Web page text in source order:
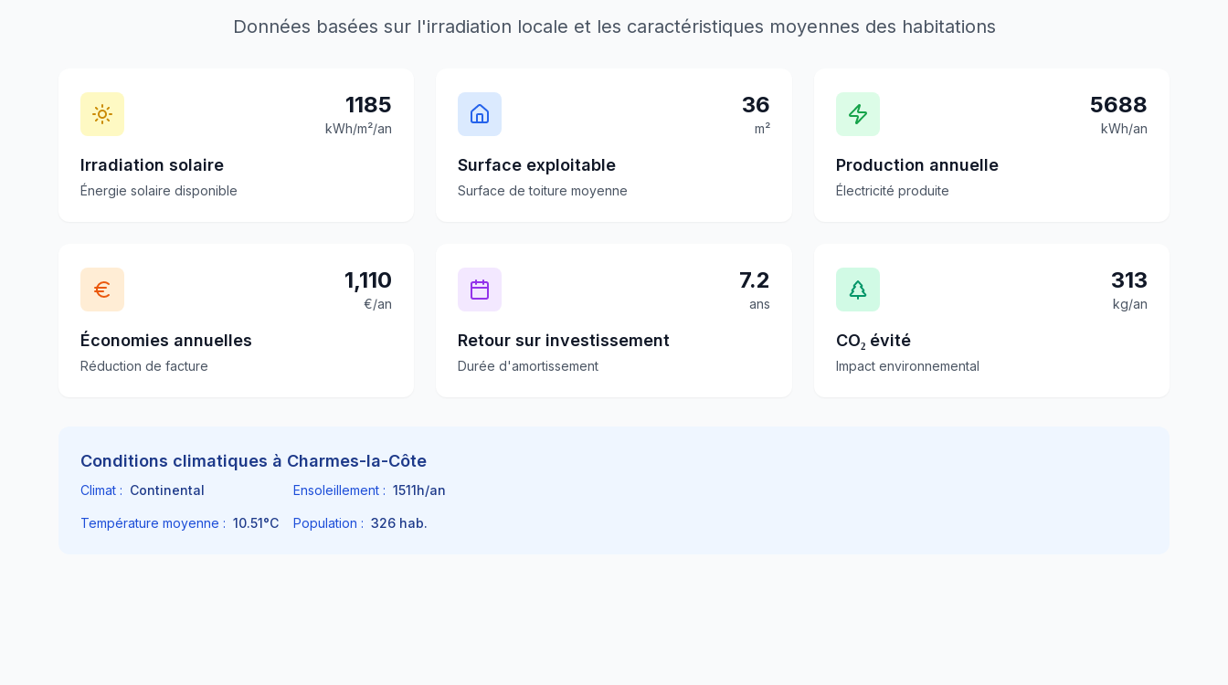
Données basées sur l'irradiation locale et les caractéristiques moyennes des habitations
1185
kWh/m²/an
Irradiation solaire
Énergie solaire disponible
36
m²
Surface exploitable
Surface de toiture moyenne
5688
kWh/an
Production annuelle
Électricité produite
1,110
€/an
Économies annuelles
Réduction de facture
7.2
ans
Retour sur investissement
Durée d'amortissement
313
kg/an
CO₂ évité
Impact environnemental
Conditions climatiques à Charmes-la-Côte
Climat : Continental Ensoleillement : 1511h/an
Température moyenne : 10.51°C Population : 326 hab.